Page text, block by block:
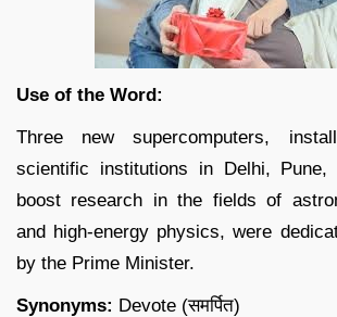
Use of the Word:
Three new supercomputers,
scientific institutions in Delhi,
boost research in the fields of
and high-energy physics, were
by the Prime Minister.
Synonyms: Devote (समर्पित)